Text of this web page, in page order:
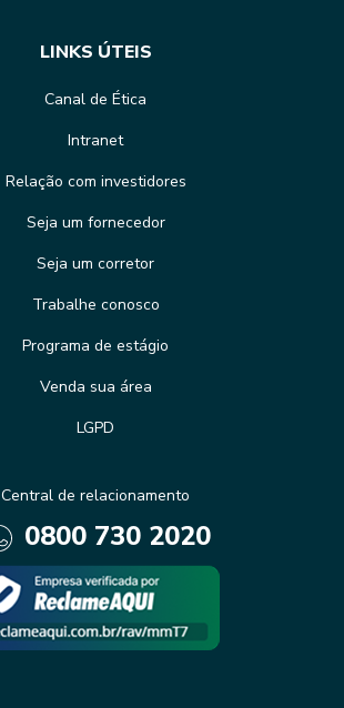
LINKS ÚTEIS
Canal de Ética
Intranet
Relação com investidores
Seja um fornecedor
Seja um corretor
Trabalhe conosco
Programa de estágio
Venda sua área
LGPD
Central de relacionamento
0800 730 2020